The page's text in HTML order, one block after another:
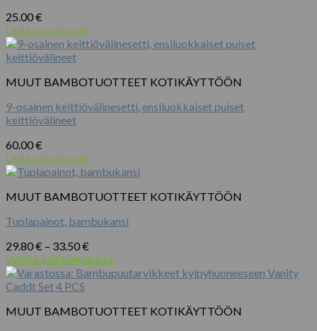
25.00€
Lisää ostoskoriin
MUUT BAMBOTUOTTEET KOTIKÄYTTÖÖN
9-osainen keittiövälinesetti, ensiluokkaiset puiset
keittiövälineet
60.00€
Lisää ostoskoriin
MUUT BAMBOTUOTTEET KOTIKÄYTTÖÖN
Tuplapainot, bambukansi
29.80€ – 33.50€
29.80 €
-
Valitse vaihtoehdoista
Tällä
tuotteella
useampi
MUUT BAMBOTUOTTEET KOTIKÄYTTÖÖN